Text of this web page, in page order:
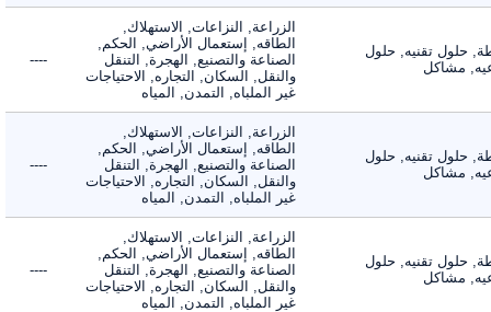
حلول تقنيه, حلول
مشاكل
الزراعة, النزاعات, الاستهلاك,
الطاقه, إستعمال الأراضي, الحكم,
الصناعة والتصنيع, الهجرة, التنقل
والنقل, السكان, التجاره, الاحتياجات
غير الملباه, التمدن, المياه
----
حلول تقنيه, حلول
مشاكل
الزراعة, النزاعات, الاستهلاك,
الطاقه, إستعمال الأراضي, الحكم,
الصناعة والتصنيع, الهجرة, التنقل
والنقل, السكان, التجاره, الاحتياجات
غير الملباه, التمدن, المياه
----
حلول تقنيه, حلول
مشاكل
الزراعة, النزاعات, الاستهلاك,
الطاقه, إستعمال الأراضي, الحكم,
الصناعة والتصنيع, الهجرة, التنقل
والنقل, السكان, التجاره, الاحتياجات
غير الملباه, التمدن, المياه
----